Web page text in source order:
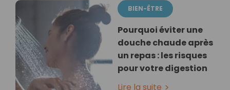
BIEN-ÊTRE
Pourquoi éviter une
douche chaude après
un repas : les risques
pour votre digestion
Lire la suite